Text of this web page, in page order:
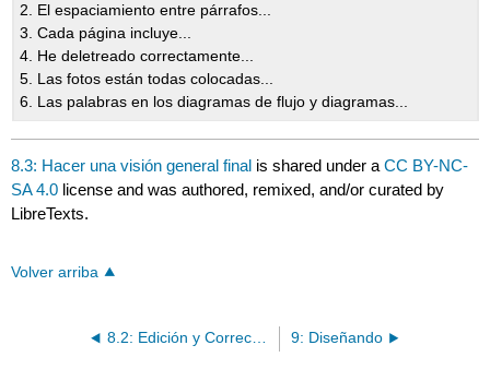
2. El espaciamiento entre párrafos...
3. Cada página incluye...
4. He deletreado correctamente...
5. Las fotos están todas colocadas...
6. Las palabras en los diagramas de flujo y diagramas...
8.3: Hacer una visión general final is shared under aCC BY-NC-
SA 4.0 license and was authored, remixed, and/or curated by
LibreTexts.
Volver arriba
8.2: Edición y Corrección 9: Diseñando